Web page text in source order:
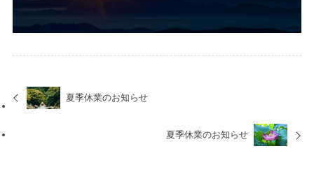
夏季休業のお知らせ
夏季休業のお知らせ